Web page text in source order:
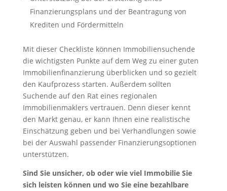
Finanzierungsplans und der Beantragung von
Krediten und Fördermitteln
Mit dieser Checkliste können Immobiliensuchende
die wichtigsten Punkte auf dem Weg zu einer guten
Immobilienfinanzierung überblicken und so gezielt
den Kaufprozess starten. Außerdem sollten
Suchende auf den Rat eines regionalen
Immobilienmaklers vertrauen. Denn dieser kennt
den Markt genau, er kann Ihnen eine realistische
Einschätzung geben und bei Verhandlungen sowie
bei der Auswahl passender Finanzierungsoptionen
unterstützen.
Sind Sie unsicher, ob oder wie viel Immobilie Sie
sich leisten können und wo Sie eine bezahlbare